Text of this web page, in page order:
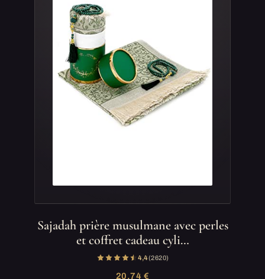
Sajadah prière musulmane avec perles
et coffret cadeau cyli…
4,4(2 620)
20,74 €